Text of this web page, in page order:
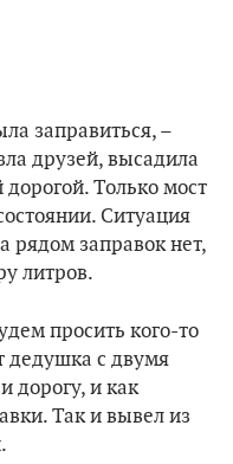
заправиться, –
друзей, высадила
Только мост
Ситуация
рядом заправок нет,
литров.
просить кого-то
дедушка с двумя
дорогу, и как
Так и вывел из